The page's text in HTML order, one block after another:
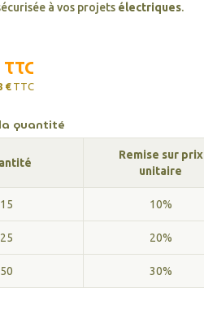
à vos projets électriques.
TTC
€ TTC
quantité
Remise sur prix
unitaire
15 10%
25 20%
50 30%